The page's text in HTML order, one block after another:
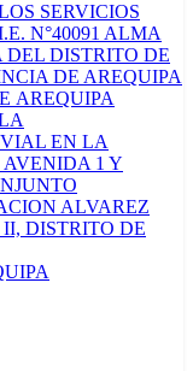
SERVICIOS
N°40091 ALMA
DEL DISTRITO DE
DE AREQUIPA
AREQUIPA
EN LA
1 Y
ALVAREZ
DISTRITO DE